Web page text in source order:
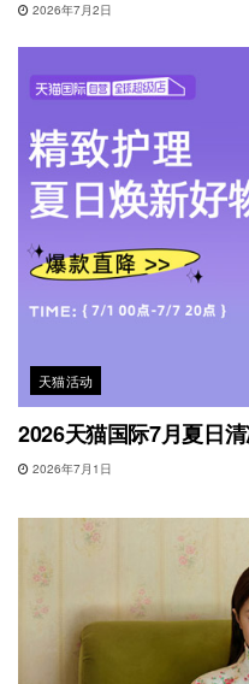
2026年7月2日
天猫活动
2026天猫国际7月夏日
2026年7月1日